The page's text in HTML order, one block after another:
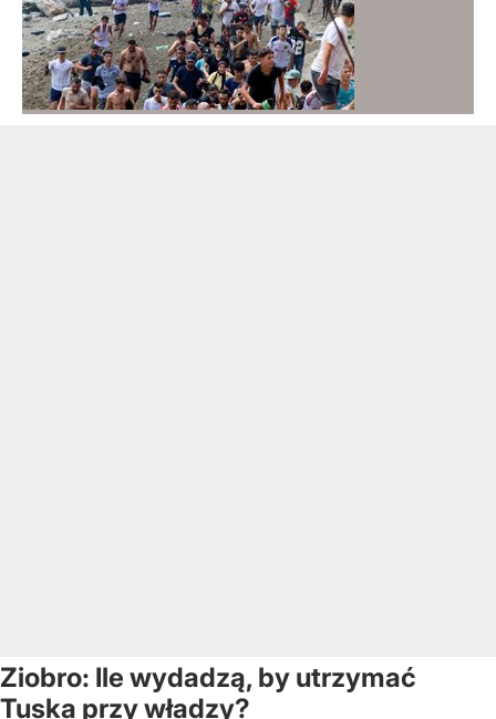
Ziobro: Ile wydadzą, by utrzymać
Tuska przy władzy?